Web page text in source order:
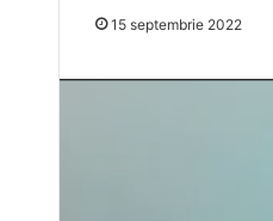
15 septembrie 2022